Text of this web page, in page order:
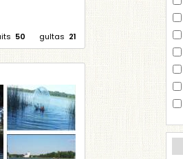
gultas 21
50